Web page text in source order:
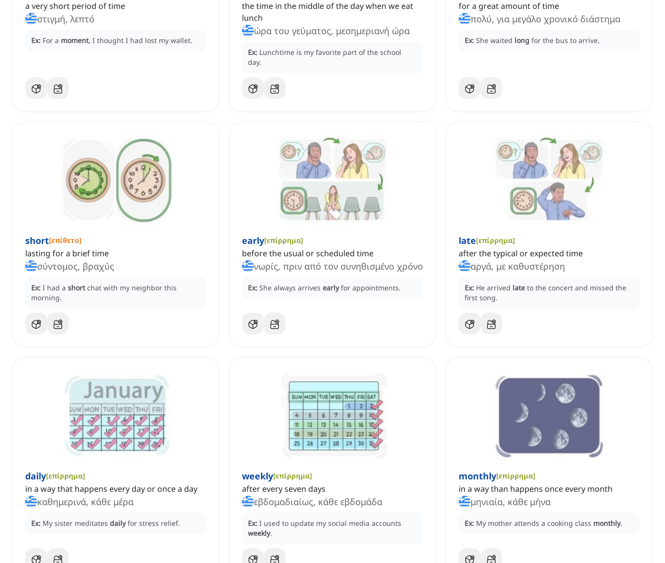
a very short period of time
στιγμή, λεπτό
Ex: For a moment, I thought I had lost my wallet.
the time in the middle of the day when we eat
lunch
ώρα του γεύματος, μεσημεριανή ώρα
Ex: Lunchtime is my favorite part of the school
day.
for a great amount of time
πολύ, για μεγάλο χρονικό διάστημα
Ex: She waited long for the bus to arrive.
short[επίθετο]
lasting for a brief time
σύντομος, βραχύς
Ex: I had a short chat with my neighbor this
morning.
early[επίρρημα]
before the usual or scheduled time
νωρίς, πριν από τον συνηθισμένο χρόνο
Ex: She always arrives early for appointments.
late[επίρρημα]
after the typical or expected time
αργά, με καθυστέρηση
Ex: He arrived late to the concert and missed the
first song.
daily[επίρρημα]
in a way that happens every day or once a day
καθημερινά, κάθε μέρα
Ex: My sister meditates daily for stress relief.
weekly[επίρρημα]
after every seven days
εβδομαδιαίως, κάθε εβδομάδα
Ex: I used to update my social media accounts
weekly.
monthly[επίρρημα]
in a way than happens once every month
μηνιαία, κάθε μήνα
Ex: My mother attends a cooking class monthly.